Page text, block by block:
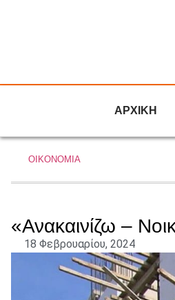
ΑΡΧΙΚΗ
ΟΙΚΟΝΟΜΙΑ
«Ανακαινίζω –
18 Φεβρουαρίου, 2024